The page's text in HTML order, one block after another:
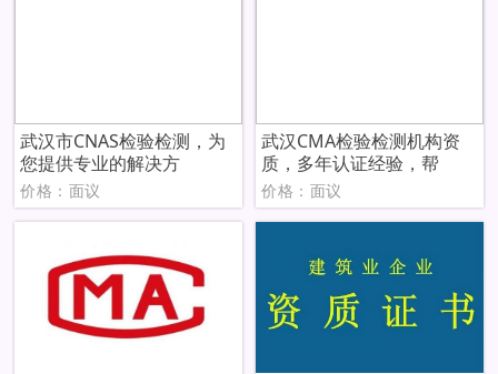
武汉市CNAS检验检测，为
您提供专业的解决方
价格：面议
武汉CMA检验检测机构资
质，多年认证经验，帮
价格：面议